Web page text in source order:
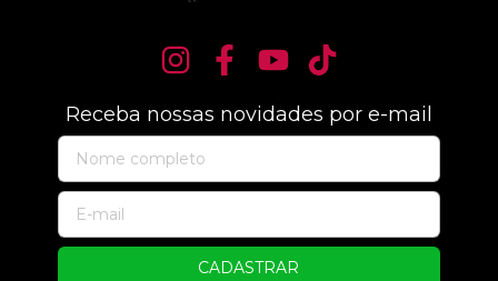
Receba nossas novidades por e-mail